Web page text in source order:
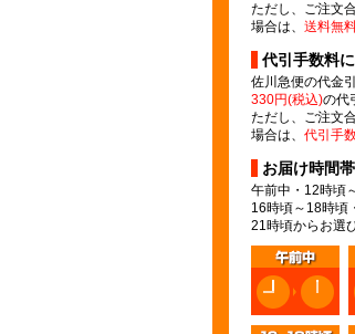
ただし、ご注文
場合は、 送料無
代引手数料
佐川急便の代金
330円(税込)の代
ただし、ご注文
場合は、 代引手
お届け時間
午前中・12時頃
16時頃～18時頃
21時頃からお選